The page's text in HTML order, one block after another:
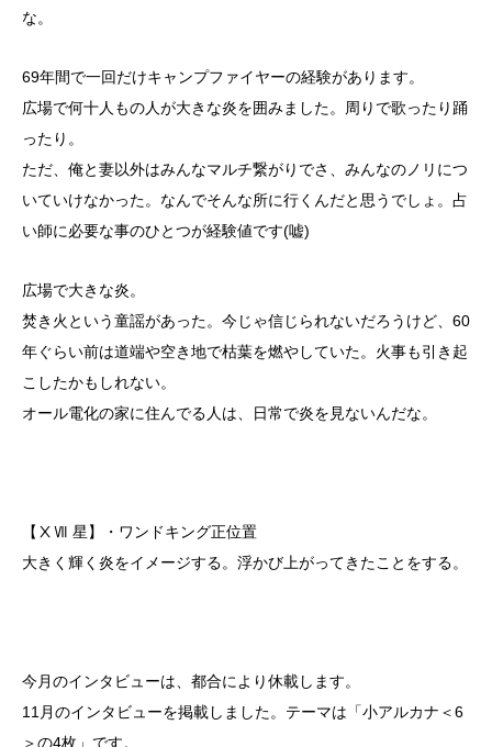
な。
69年間で一回だけキャンプファイヤーの経験があります。
広場で何十人もの人が大きな炎を囲みました。周りで歌ったり踊
ったり。
ただ、俺と妻以外はみんなマルチ繋がりでさ、みんなのノリにつ
いていけなかった。なんでそんな所に行くんだと思うでしょ。占
い師に必要な事のひとつが経験値です(嘘)
広場で大きな炎。
焚き火という童謡があった。今じゃ信じられないだろうけど、60
年ぐらい前は道端や空き地で枯葉を燃やしていた。火事も引き起
こしたかもしれない。
オール電化の家に住んでる人は、日常で炎を見ないんだな。
【ⅩⅦ 星】・ワンドキング正位置
大きく輝く炎をイメージする。浮かび上がってきたことをする。
今月のインタビューは、都合により休載します。
11月のインタビューを掲載しました。テーマは「小アルカナ＜6
＞の4枚」です。